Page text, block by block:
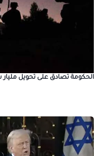
الحكومة تصادق على تحويل